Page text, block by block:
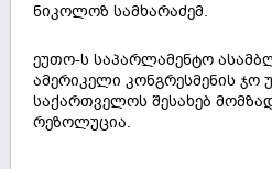
ნიკოლოზ სამხარაძემ.
ეუთო-ს საპარლამენტო
ამერიკელი კონგრესმენის ჯო
საქართველოს შესახებ
რეზოლუცია.